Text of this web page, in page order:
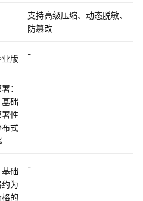
支持高级压缩、动态脱敏、
防篡改
版
：
础
性
布式
-
础
为
的
-